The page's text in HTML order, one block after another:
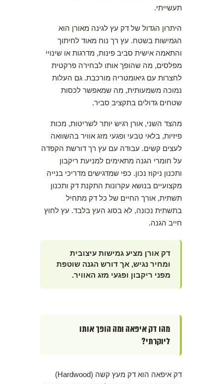
תעשייתי.
היתרון הגדול של דק עץ לגינה מאורן הוא
הגמישות בשטח. עץ רך נוח מאוד לחיתוך
והתאמה אישית סביב פינות, מדרגות או שינויי
מפלסים, מה שהופך אותו לבחירה פרקטית
לחצרות עם גיאומטריה מורכבת. גם העלות
נמוכה משמעותית, מה שמאפשר לכסות
שטחים גדולים בתקציב סביר.
מהצד השני, אורן רגיש יותר לשריטות, מכות
פיזיות, בלאי טבעי ופגעי מזג אוויר בהשוואה
לעצים קשים. עבודה עם עץ רך דורשת הקפדה
על חומרי הגנה מתאימים למניעת ריקבון
ותכנון ניקוז נכון. כפי שמדגישים מדריכי בנייה
מקצועיים בנושא עקרונות התקנת דק ותכנון
תשתית, אורך החיים של כל דק מתחיל
בתשתית נכונה, לא בסוג העץ בלבד. עץ לחוץ
חייב הגנה.
דק אורן מציע גמישות עיצובית
ומחיר נגיש, אך דורש הגנה שוטפת
מפני ריקבון ופגעי מזג האוויר.
מהו דק איפאה ומה הופך אותו
ליוקרתי?
דק איפאה הוא דק מעץ קשה (Hardwood)